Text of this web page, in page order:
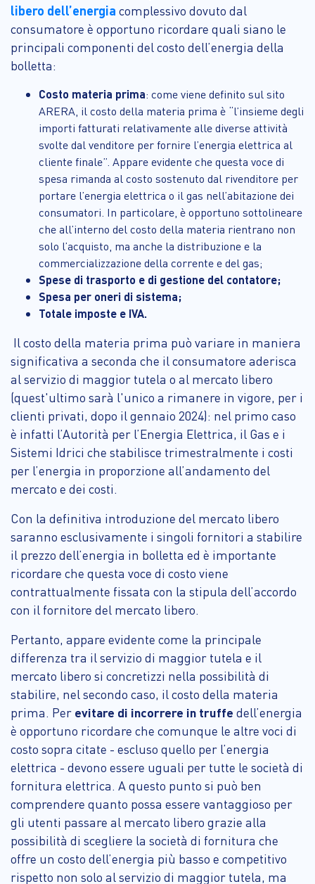
libero dell’energia complessivo dovuto dal
consumatore è opportuno ricordare quali siano le
principali componenti del costo dell’energia della
bolletta:
Costo materia prima: come viene definito sul sito
ARERA, il costo della materia prima è “l’insieme degli
importi fatturati relativamente alle diverse attività
svolte dal venditore per fornire l’energia elettrica al
cliente finale”. Appare evidente che questa voce di
spesa rimanda al costo sostenuto dal rivenditore per
portare l’energia elettrica o il gas nell’abitazione dei
consumatori. In particolare, è opportuno sottolineare
che all’interno del costo della materia rientrano non
solo l’acquisto, ma anche la distribuzione e la
commercializzazione della corrente e del gas;
Spese di trasporto e di gestione del contatore;
Spesa per oneri di sistema;
Totale imposte e IVA.
Il costo della materia prima può variare in maniera
significativa a seconda che il consumatore aderisca
al servizio di maggior tutela o al mercato libero
(quest'ultimo sarà l'unico a rimanere in vigore, per i
clienti privati, dopo il gennaio 2024): nel primo caso
è infatti l’Autorità per l’Energia Elettrica, il Gas e i
Sistemi Idrici che stabilisce trimestralmente i costi
per l’energia in proporzione all’andamento del
mercato e dei costi.
Con la definitiva introduzione del mercato libero
saranno esclusivamente i singoli fornitori a stabilire
il prezzo dell’energia in bolletta ed è importante
ricordare che questa voce di costo viene
contrattualmente fissata con la stipula dell’accordo
con il fornitore del mercato libero.
Pertanto, appare evidente come la principale
differenza tra il servizio di maggior tutela e il
mercato libero si concretizzi nella possibilità di
stabilire, nel secondo caso, il costo della materia
prima. Per evitare di incorrere in truffe dell’energia
è opportuno ricordare che comunque le altre voci di
costo sopra citate - escluso quello per l’energia
elettrica - devono essere uguali per tutte le società di
fornitura elettrica. A questo punto si può ben
comprendere quanto possa essere vantaggioso per
gli utenti passare al mercato libero grazie alla
possibilità di scegliere la società di fornitura che
offre un costo dell’energia più basso e competitivo
rispetto non solo al servizio di maggior tutela, ma